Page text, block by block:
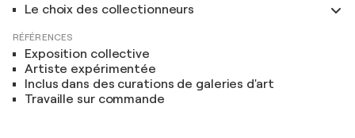
Le choix des collectionneurs
RÉFÉRENCES
Exposition collective
Artiste expérimentée
Inclus dans des curations de galeries d'art
Travaille sur commande